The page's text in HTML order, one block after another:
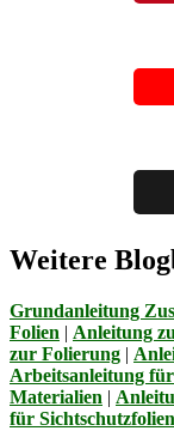
Weitere
Grundanleitung
Folien | Anleitung
zur Folierung |
Arbeitsanleitung
Materialien |
für Sichtschutzfolien